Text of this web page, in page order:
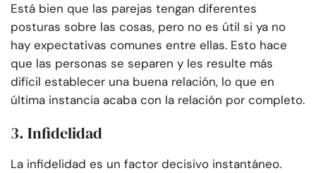
Está bien que las parejas tengan diferentes
posturas sobre las cosas, pero no es útil si ya no
hay expectativas comunes entre ellas. Esto hace
que las personas se separen y les resulte más
difícil establecer una buena relación, lo que en
última instancia acaba con la relación por completo.
3. Infidelidad
La infidelidad es un factor decisivo instantáneo.